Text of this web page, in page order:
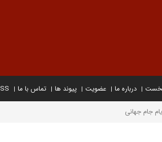
درباره ما عضویت پیوند ها تماس با ما
جام جهانی